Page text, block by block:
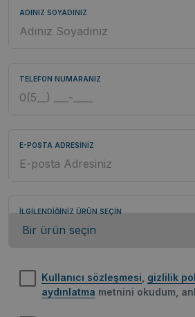
ADINIZ SOYADINIZ
TELEFON NUMARANIZ
E-POSTA ADRESİNİZ
İLGİLENDİĞİNİZ ÜRÜN SEÇİN
Kullanıcı sözleşmesi gizlilik
aydınlatma metnini okudum,